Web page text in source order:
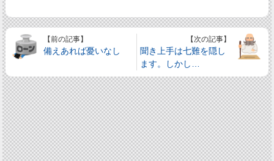
【前の記事】
備えあれば憂いなし
【次の記事】
聞き上手は七難を隠し
ます。しかし…